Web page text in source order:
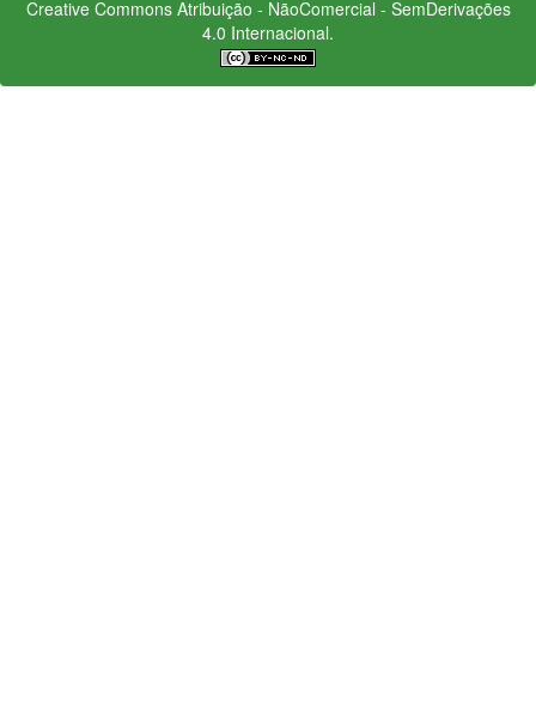
Creative CommonsAtribuição - NãoComercial - SemDerivações
4.0 Internacional.